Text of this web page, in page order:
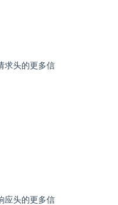
求头的更多信
应头的更多信